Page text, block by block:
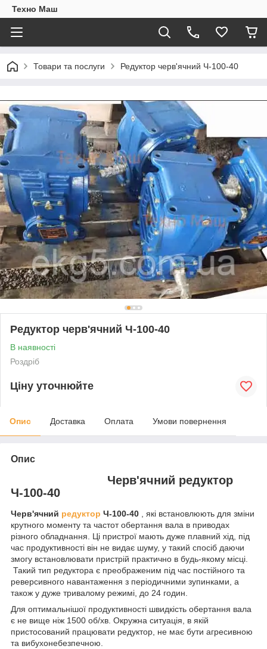
Техно Маш
Товари та послуги Редуктор черв'ячний Ч-100-40
Редуктор черв'ячний Ч-100-40
В наявності
Роздріб
Ціну уточнюйте
Опис Доставка Оплата Умови повернення
Опис
Черв'ячний редуктор
Ч-100-40
Черв'ячний редуктор Ч-100-40 , які встановлюють для зміни
крутного моменту та частот обертання вала в приводах
різного обладнання. Ці пристрої мають дуже плавний хід, під
час продуктивності він не видає шуму, у такий спосіб даючи
змогу встановлювати пристрій практично в будь-якому місці.
Такий тип редуктора є преображеним під час постійного та
реверсивного навантаження з періодичними зупинками, а
також у дуже тривалому режимі, до 24 годин.
Для оптимальнішої продуктивності швидкість обертання вала
є не вище ніж 1500 об/хв. Окружна ситуація, в якій
пристосований працювати редуктор, не має бути агресивною
та вибухонебезпечною.